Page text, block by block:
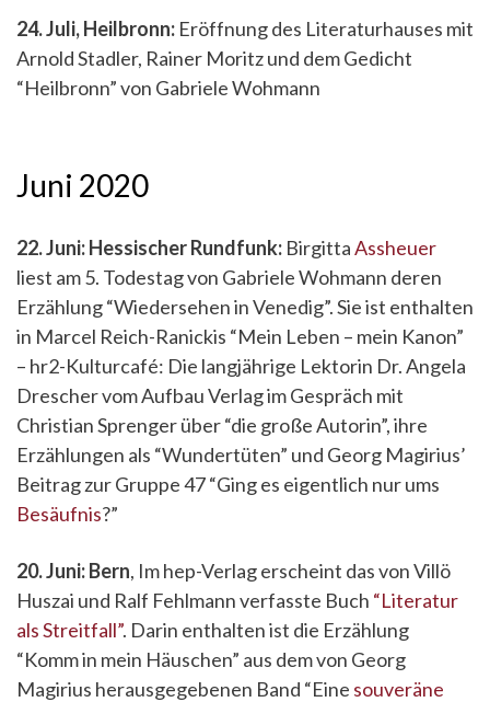
24. Juli, Heilbronn: Eröffnung des Literaturhauses mit
Arnold Stadler, Rainer Moritz und dem Gedicht
“Heilbronn” von Gabriele Wohmann
Juni 2020
22. Juni: Hessischer Rundfunk: BirgittaAssheuer
liest am 5. Todestag von Gabriele Wohmann deren
Erzählung “Wiedersehen in Venedig”. Sie ist enthalten
in Marcel Reich-Ranickis “Mein Leben – mein Kanon”
– hr2-Kulturcafé: Die langjährige Lektorin Dr. Angela
Drescher vom Aufbau Verlag im Gespräch mit
Christian Sprenger über “die große Autorin”, ihre
Erzählungen als “Wundertüten” und Georg Magirius’
Beitrag zur Gruppe 47 “Ging es eigentlich nur ums
Besäufnis?”
20. Juni: Bern, Im hep-Verlag erscheint das von Villö
Huszai und Ralf Fehlmann verfasste Buch “Literatur
als Streitfall”. Darin enthalten ist die Erzählung
“Komm in mein Häuschen” aus dem von Georg
Magirius herausgegebenen Band “Eine souveräne